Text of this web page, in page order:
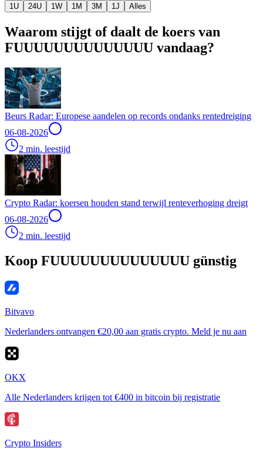
1U 24U 1W 1M 3M 1J Alles
Waarom stijgt of daalt de koers van
FUUUUUUUUUUUUUU vandaag?
Beurs Radar: Europese aandelen op records ondanks rentedreiging
06-08-2026
2 min. leestijd
Crypto Radar: koersen houden stand terwijl renteverhoging dreigt
06-08-2026
2 min. leestijd
Koop FUUUUUUUUUUUUUU günstig
Bitvavo
Nederlanders ontvangen €20,00 aan gratis crypto. Meld je nu aan
OKX
Alle Nederlanders krijgen tot €400 in bitcoin bij registratie
Crypto Insiders